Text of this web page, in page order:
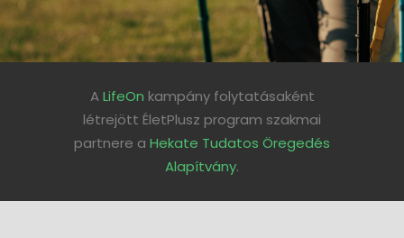
ALifeOn kampány folytatásaként
létrejött ÉletPlusz program szakmai
partnere a Hekate Tudatos Öregedés
Alapítvány.